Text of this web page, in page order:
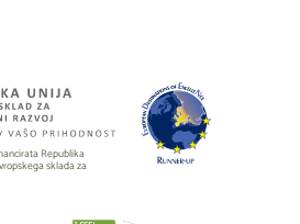
Republika
sklada za